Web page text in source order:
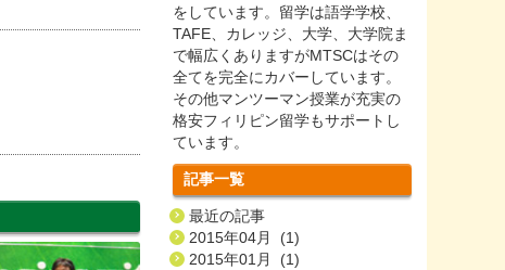
をしています。留学は語学学校、
TAFE、カレッジ、大学、大学院ま
で幅広くありますがMTSCはその
全てを完全にカバーしています。
その他マンツーマン授業が充実の
格安フィリピン留学もサポートし
ています。
記事一覧
最近の記事
2015年04月 (1)
2015年01月 (1)